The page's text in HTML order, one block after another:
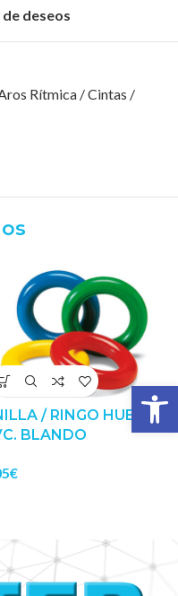
deseos
Rítmica / Cintas /
/ RINGO HUECO
BLANDO
€
Abrir